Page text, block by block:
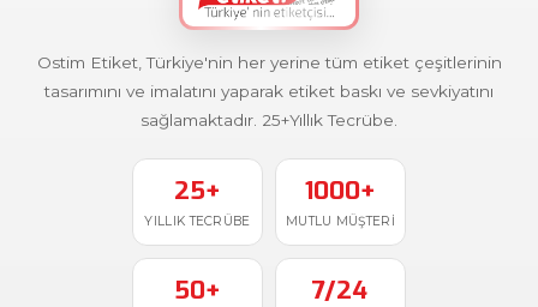
Ostim Etiket, Türkiye'nin her yerine tüm etiket çeşitlerinin
tasarımını ve imalatını yaparak etiket baskı ve sevkiyatını
sağlamaktadır. 25+Yıllık Tecrübe.
25+
YILLIK TECRÜBE
1000+
MUTLU MÜŞTERI
50+ 7/24